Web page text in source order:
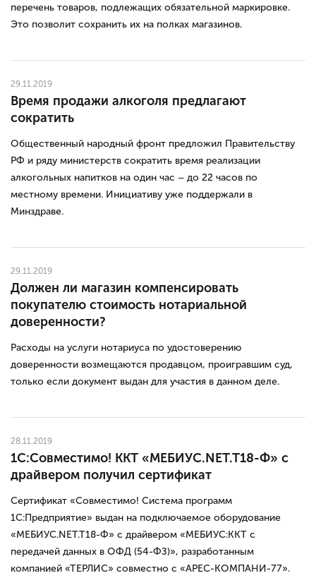
перечень товаров, подлежащих обязательной маркировке.
Это позволит сохранить их на полках магазинов.
29.11.2019
Время продажи алкоголя предлагают
сократить
Общественный народный фронт предложил Правительству
РФ и ряду министерств сократить время реализации
алкогольных напитков на один час – до 22 часов по
местному времени. Инициативу уже поддержали в
Минздраве.
29.11.2019
Должен ли магазин компенсировать
покупателю стоимость нотариальной
доверенности?
Расходы на услуги нотариуса по удостоверению
доверенности возмещаются продавцом, проигравшим суд,
только если документ выдан для участия в данном деле.
28.11.2019
1С:Совместимо! ККТ «МЕБИУС.NET.T18-Ф» с
драйвером получил сертификат
Сертификат «Совместимо! Система программ
1С:Предприятие» выдан на подключаемое оборудование
«МЕБИУС.NET.T18-Ф» с драйвером «МЕБИУС:ККТ с
передачей данных в ОФД (54-ФЗ)», разработанным
компанией «ТЕРЛИС» совместно с «АРЕС-КОМПАНИ-77».